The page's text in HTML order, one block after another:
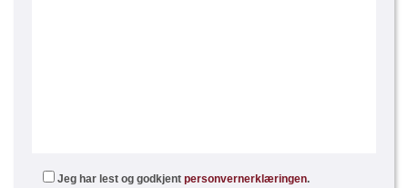
Jeg har lest og godkjent personvernerklæringen.